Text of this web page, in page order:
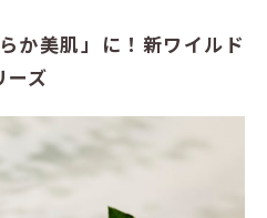
か美肌」に！新ワイルド
ーズ